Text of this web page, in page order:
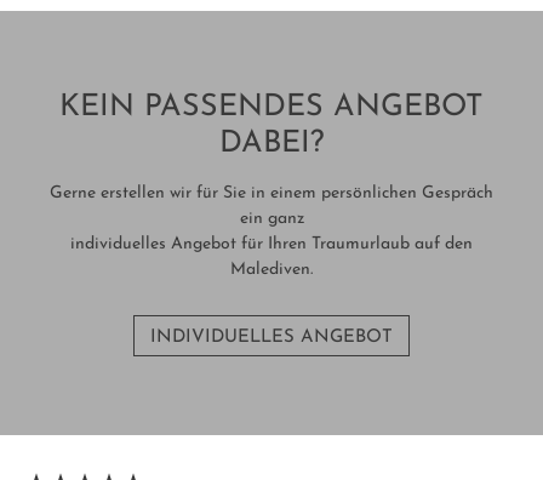
KEIN PASSENDES ANGEBOT
DABEI?
Gerne erstellen wir für Sie in einem persönlichen Gespräch
ein ganz
individuelles Angebot für Ihren Traumurlaub auf den
Malediven.
INDIVIDUELLES ANGEBOT